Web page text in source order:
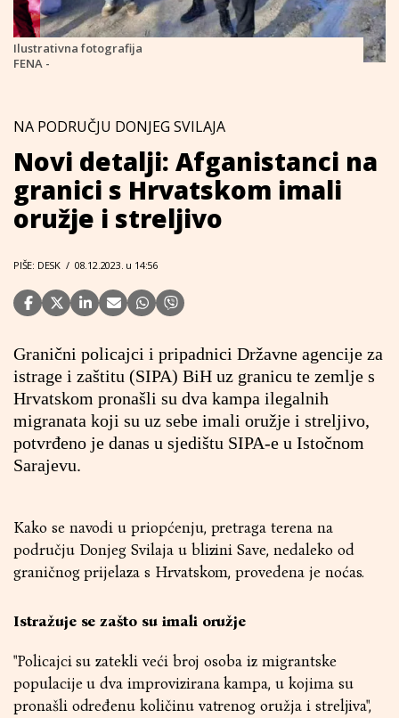
Ilustrativna fotografija
FENA -
NA PODRUČJU DONJEG SVILAJA
Novi detalji: Afganistanci na
granici s Hrvatskom imali
oružje i streljivo
PIŠE: DESK / 08.12.2023. u 14:56
Granični policajci i pripadnici Državne agencije za
istrage i zaštitu (SIPA) BiH uz granicu te zemlje s
Hrvatskom pronašli su dva kampa ilegalnih
migranata koji su uz sebe imali oružje i streljivo,
potvrđeno je danas u sjedištu SIPA-e u Istočnom
Sarajevu.
Kako se navodi u priopćenju, pretraga terena na
području Donjeg Svilaja u blizini Save, nedaleko od
graničnog prijelaza s Hrvatskom, provedena je noćas.
Istražuje se zašto su imali oružje
"Policajci su zatekli veći broj osoba iz migrantske
populacije u dva improvizirana kampa, u kojima su
pronašli određenu količinu vatrenog oružja i streljiva",